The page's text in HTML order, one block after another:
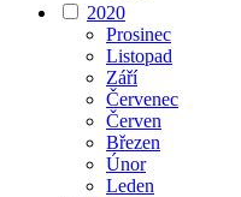
2020
Prosinec
Listopad
Září
Červenec
Červen
Březen
Únor
Leden